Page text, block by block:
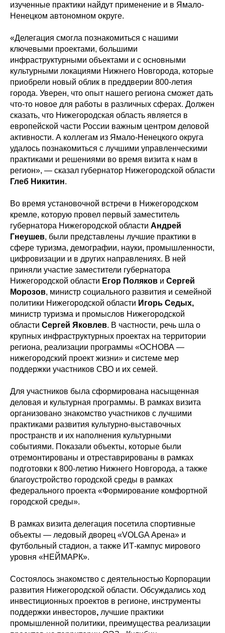
изученные практики найдут применение и в Ямало-
Ненецком автономном округе.
«Делегация смогла познакомиться с нашими
ключевыми проектами, большими
инфраструктурными объектами и с основными
культурными локациями Нижнего Новгорода, которые
приобрели новый облик в преддверии 800-летия
города. Уверен, что опыт нашего региона сможет дать
что-то новое для работы в различных сферах. Должен
сказать, что Нижегородская область является в
европейской части России важным центром деловой
активности. А коллегам из Ямало-Ненецкого округа
удалось познакомиться с лучшими управленческими
практиками и решениями во время визита к нам в
регион», — сказал губернатор Нижегородской области
Глеб Никитин.
Во время установочной встречи в Нижегородском
кремле, которую провел первый заместитель
губернатора Нижегородской области Андрей
Гнеушев, были представлены лучшие практики в
сфере туризма, демографии, науки, промышленности,
цифровизации и в других направлениях. В ней
приняли участие заместители губернатора
Нижегородской области Егор Поляков и Сергей
Морозов, министр социального развития и семейной
политики Нижегородской области Игорь Седых,
министр туризма и промыслов Нижегородской
области Сергей Яковлев. В частности, речь шла о
крупных инфраструктурных проектах на территории
региона, реализации программы «ОСНОВА —
нижегородский проект жизни» и системе мер
поддержки участников СВО и их семей.
Для участников была сформирована насыщенная
деловая и культурная программы. В рамках визита
организовано знакомство участников с лучшими
практиками развития культурно-выставочных
пространств и их наполнения культурными
событиями. Показали объекты, которые были
отремонтированы и отреставрированы в рамках
подготовки к 800-летию Нижнего Новгорода, а также
благоустройство городской среды в рамках
федерального проекта «Формирование комфортной
городской среды».
В рамках визита делегация посетила спортивные
объекты — ледовый дворец «VOLGA Арена» и
футбольный стадион, а также ИТ-кампус мирового
уровня «НЕЙМАРК».
Состоялось знакомство с деятельностью Корпорации
развития Нижегородской области. Обсуждались ход
инвестиционных проектов в регионе, инструменты
поддержки инвесторов, лучшие практики
промышленной политики, преимущества реализации